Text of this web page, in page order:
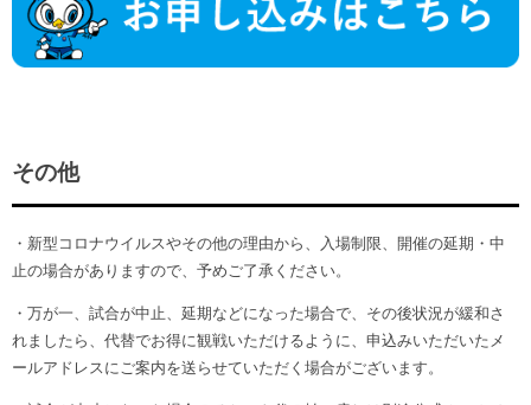
その他
・新型コロナウイルスやその他の理由から、入場制限、開催の延期・中
止の場合がありますので、予めご了承ください。
・万が一、試合が中止、延期などになった場合で、その後状況が緩和さ
れましたら、代替でお得に観戦いただけるように、申込みいただいたメ
ールアドレスにご案内を送らせていただく場合がございます。